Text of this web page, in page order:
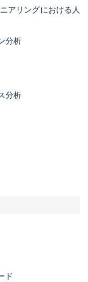
アリングにおける人
分析
分析
ド